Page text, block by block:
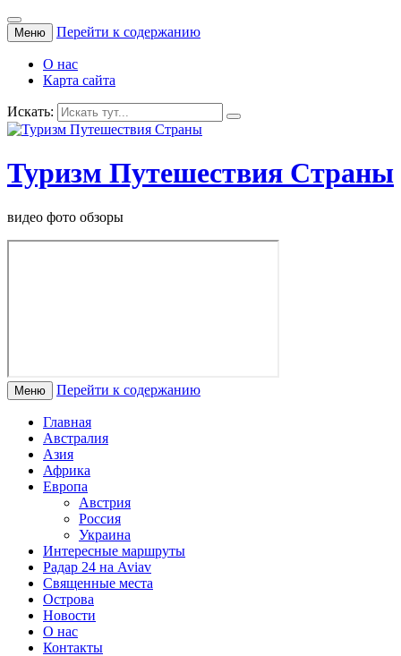
Меню Перейти к содержанию
О нас
Карта сайта
Искать:
Туризм Путешествия Страны
видео фото обзоры
Меню Перейти к содержанию
Главная
Австралия
Азия
Африка
Европа
Австрия
Россия
Украина
Интересные маршруты
Радар 24 на Aviav
Священные места
Острова
Новости
О нас
Контакты